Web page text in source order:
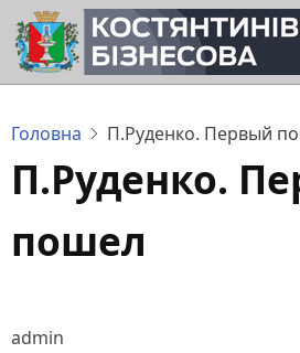
Перейти
до
основного
Головна
П.Руденко. Первый
П.Руденко.
пошел
admin